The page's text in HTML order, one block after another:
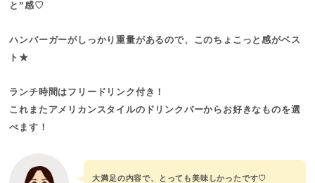
と”感♡
ハンバーガーがしっかり重量があるので、このちょこっと感がベス
ト★
ランチ時間はフリードリンク付き！
これまたアメリカンスタイルのドリンクバーからお好きなものを選
べます！
大満足の内容で、とっても美味しかったです♡